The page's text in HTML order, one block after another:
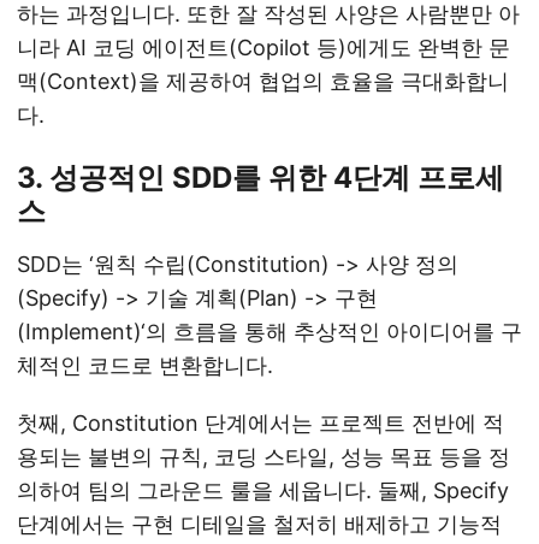
하는 과정입니다. 또한 잘 작성된 사양은 사람뿐만 아
니라 AI 코딩 에이전트(Copilot 등)에게도 완벽한 문
맥(Context)을 제공하여 협업의 효율을 극대화합니
다.
3. 성공적인 SDD를 위한 4단계 프로세
스
SDD는 ‘원칙 수립(Constitution) -> 사양 정의
(Specify) -> 기술 계획(Plan) -> 구현
(Implement)‘의 흐름을 통해 추상적인 아이디어를 구
체적인 코드로 변환합니다.
첫째, Constitution 단계에서는 프로젝트 전반에 적
용되는 불변의 규칙, 코딩 스타일, 성능 목표 등을 정
의하여 팀의 그라운드 룰을 세웁니다. 둘째, Specify
단계에서는 구현 디테일을 철저히 배제하고 기능적